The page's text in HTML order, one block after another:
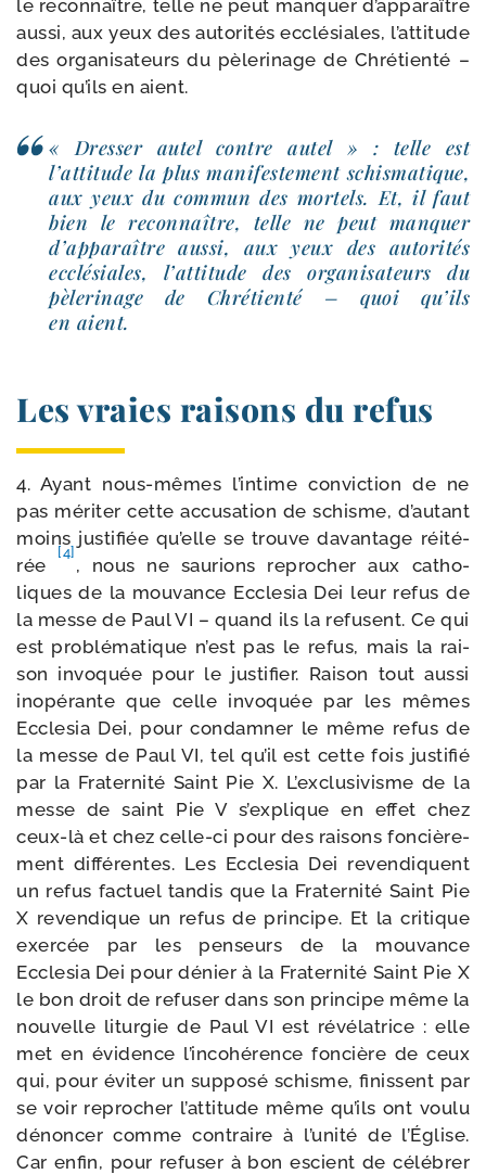
le recon­naître, telle ne peut man­quer d’apparaître
aus­si, aux yeux des auto­ri­tés ecclé­siales, l’attitude
des orga­ni­sa­teurs du pèle­ri­nage de Chrétienté –
quoi qu’ils en aient.
« Dresser autel contre autel » : telle est
l’attitude la plus mani­fes­te­ment schis­ma­tique,
aux yeux du com­mun des mor­tels. Et, il faut
bien le recon­naître, telle ne peut man­quer
d’apparaître aus­si, aux yeux des auto­ri­tés
ecclé­siales, l’attitude des orga­ni­sa­teurs du
pèle­ri­nage de Chrétienté – quoi qu’ils
en aient.
Les vraies raisons du refus
4. Ayant nous-​mêmes l’intime convic­tion de ne
pas méri­ter cette accu­sa­tion de schisme, d’autant
moins jus­ti­fiée qu’elle se trouve davan­tage réité­
rée
[4]
, nous ne sau­rions repro­cher aux catho­
liques de la mou­vance Ecclesia Dei leur refus de
la messe de Paul VI – quand ils la refusent. Ce qui
est pro­blé­ma­tique n’est pas le refus, mais la rai­
son invo­quée pour le jus­ti­fier. Raison tout aus­si
inopé­rante que celle invo­quée par les mêmes
Ecclesia Dei, pour condam­ner le même refus de
la messe de Paul VI, tel qu’il est cette fois jus­ti­fié
par la Fraternité Saint Pie X. L’exclusivisme de la
messe de saint Pie V s’explique en effet chez
ceux-​là et chez celle-​ci pour des rai­sons fon­ciè­re­
ment dif­fé­rentes. Les Ecclesia Dei reven­diquent
un refus fac­tuel tan­dis que la Fraternité Saint Pie
X reven­dique un refus de prin­cipe. Et la cri­tique
exer­cée par les pen­seurs de la mou­vance
Ecclesia Dei pour dénier à la Fraternité Saint Pie X
le bon droit de refu­ser dans son prin­cipe même la
nou­velle litur­gie de Paul VI est révé­la­trice : elle
met en évi­dence l’incohérence fon­cière de ceux
qui, pour évi­ter un sup­po­sé schisme, finissent par
se voir repro­cher l’attitude même qu’ils ont vou­lu
dénon­cer comme contraire à l’unité de l’Église.
Car enfin, pour refu­ser à bon escient de célé­brer